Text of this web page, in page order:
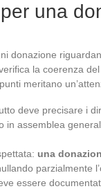
una
donazione
la coerenza
meritano
deve precisare i
in assemblea
una
parzialmente
essere